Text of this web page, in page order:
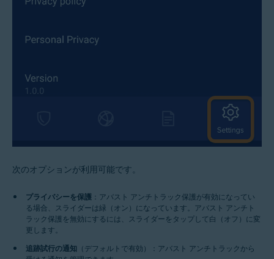
次のオプションが利用可能です。
プライバシーを保護 ：アバスト アンチトラック保護が有効になってい
る場合、スライダーは緑（オン）になっています。アバスト アンチト
ラック保護を無効にするには、スライダーをタップして白（オフ）に変
更します。
追跡試行の通知 （デフォルトで有効）：アバスト アンチトラックから